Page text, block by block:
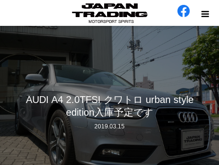
AUDI A4 2.0TFSI クワトロ urban style
edition入庫予定です
2019.03.15
在庫車
会社概要
カテゴリー
工場日誌